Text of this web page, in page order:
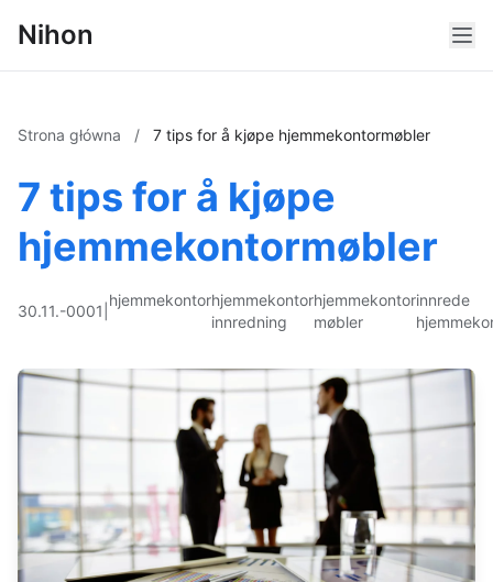
Nihon
Strona główna / 7 tips for å kjøpe hjemmekontormøbler
7 tips for å kjøpe
hjemmekontormøbler
30.11.-0001
hjemmekontorhjemmekontor
innredning
hjemmekontor
møbler
innrede